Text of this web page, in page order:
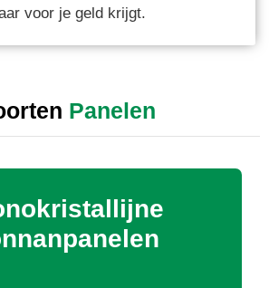
voor je geld krijgt.
Panelen